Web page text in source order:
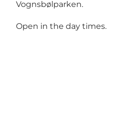
Vognsbølparken.
Open in the day times.